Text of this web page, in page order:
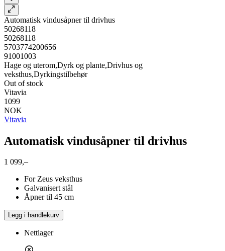
Automatisk vindusåpner til drivhus
50268118
50268118
5703774200656
91001003
Hage og uterom,Dyrk og plante,Drivhus og
veksthus,Dyrkingstilbehør
Out of stock
Vitavia
1099
NOK
Vitavia
Automatisk vindusåpner til drivhus
1 099,–
For Zeus veksthus
Galvanisert stål
Åpner til 45 cm
Legg i handlekurv
Nettlager